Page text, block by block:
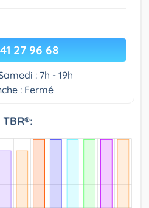
27 96 68
: 7h - 19h
: Fermé